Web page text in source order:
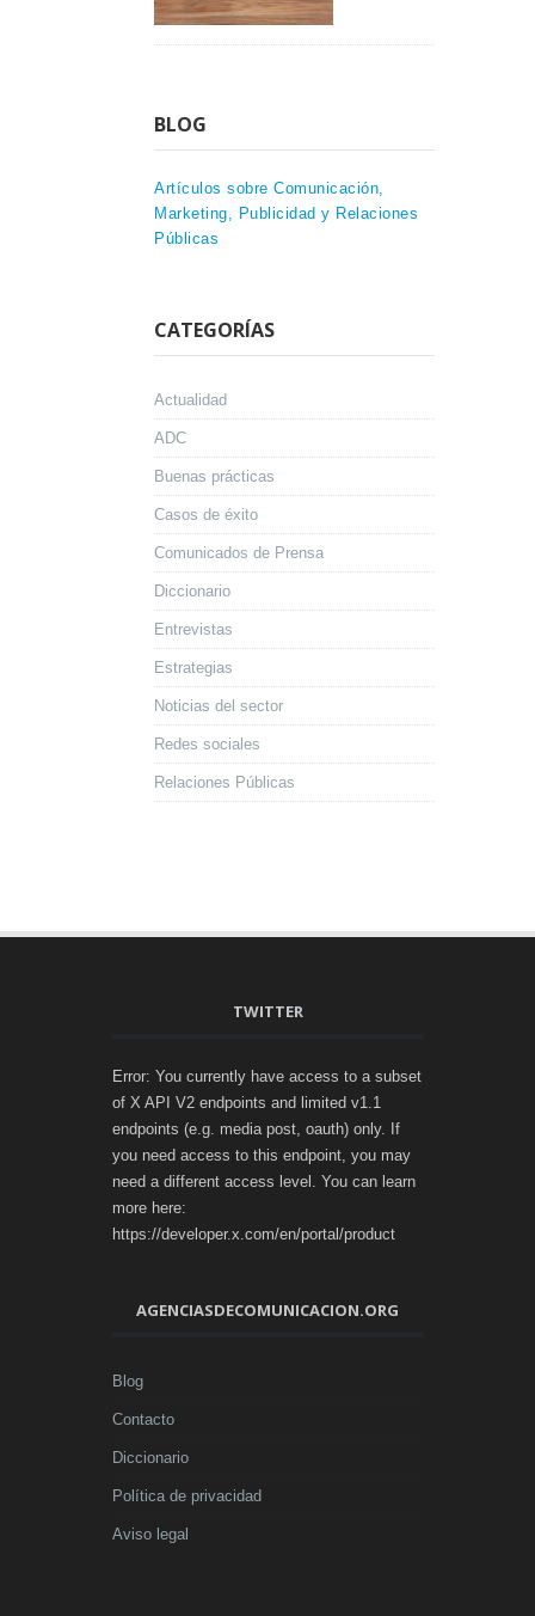
BLOG
Artículos sobre Comunicación,
Marketing, Publicidad y Relaciones
Públicas
CATEGORÍAS
Actualidad
ADC
Buenas prácticas
Casos de éxito
Comunicados de Prensa
Diccionario
Entrevistas
Estrategias
Noticias del sector
Redes sociales
Relaciones Públicas
TWITTER
Error: You currently have access to a subset
of X API V2 endpoints and limited v1.1
endpoints (e.g. media post, oauth) only. If
you need access to this endpoint, you may
need a different access level. You can learn
more here:
https://developer.x.com/en/portal/product
AGENCIASDECOMUNICACION.ORG
Blog
Contacto
Diccionario
Política de privacidad
Aviso legal